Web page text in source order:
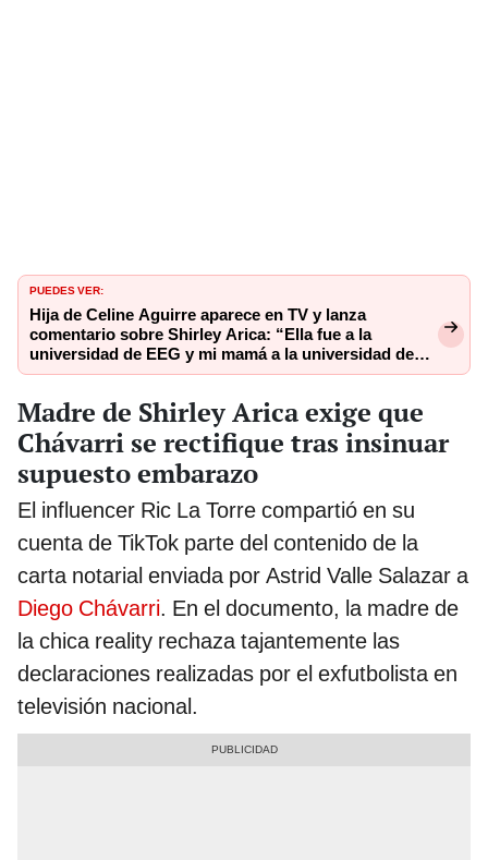
PUEDES VER:
Hija de Celine Aguirre aparece en TV y lanza
comentario sobre Shirley Arica: “Ella fue a la
universidad de EEG y mi mamá a la universidad de
Psicología”
Madre de Shirley Arica exige que
Chávarri se rectifique tras insinuar
supuesto embarazo
El influencer Ric La Torre compartió en su
cuenta de TikTok parte del contenido de la
carta notarial enviada por Astrid Valle Salazar a
Diego Chávarri. En el documento, la madre de
la chica reality rechaza tajantemente las
declaraciones realizadas por el exfutbolista en
televisión nacional.